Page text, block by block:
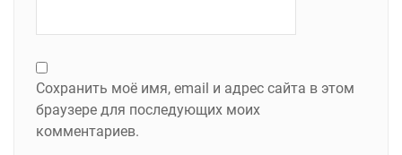
Сохранить моё имя, email и адрес сайта в этом
браузере для последующих моих
комментариев.